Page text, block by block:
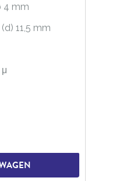
4 mm
11,5 mm